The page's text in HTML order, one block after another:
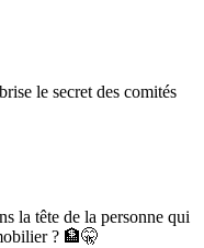
le secret des comités
la tête de la personne qui
? 🏦🤫